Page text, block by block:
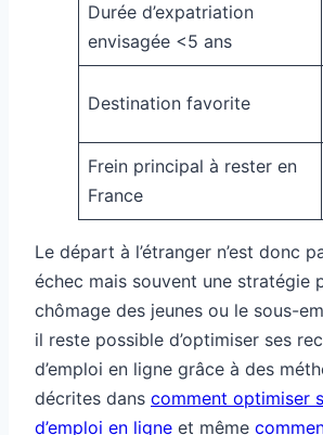
Durée d’expatriation
envisagée <5 ans
Destination favorite
Frein principal à rester en
France
Le départ à l’étranger n’est donc
échec mais souvent une stratégie
chômage des jeunes ou le sous-
il reste possible d’optimiser ses
d’emploi en ligne grâce à des
décrites dans comment optimiser
d’emploi en ligne et même